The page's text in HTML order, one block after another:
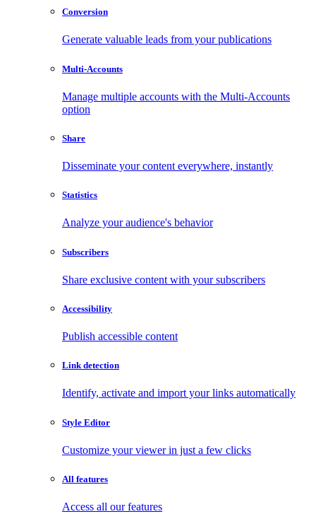
Conversion
Generate valuable leads from your publications
Multi-Accounts
Manage multiple accounts with the Multi-Accounts
option
Share
Disseminate your content everywhere, instantly
Statistics
Analyze your audience's behavior
Subscribers
Share exclusive content with your subscribers
Accessibility
Publish accessible content
Link detection
Identify, activate and import your links automatically
Style Editor
Customize your viewer in just a few clicks
All features
Access all our features